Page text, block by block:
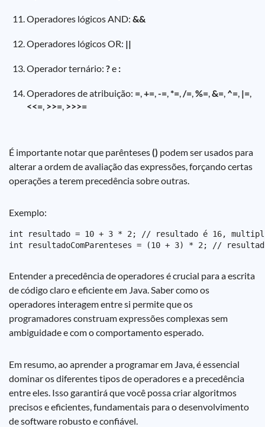
Operadores lógicos AND: &&
Operadores lógicos OR: ||
Operador ternário: ?e :
Operadores de atribuição: =,+=,-=,*=,/=,%=,&=, ^=, |=,
<<=, >>=, >>>=
É importante notar que parênteses() podem ser usados para
alterar a ordem de avaliação das expressões, forçando certas
operações a terem precedência sobre outras.
Exemplo:
int resultado = 10 + 3 * 2; // resultado é 16,
Entender a precedência de operadores é crucial para a escrita
de código claro e eficiente em Java. Saber como os
operadores interagem entre si permite que os
programadores construam expressões complexas sem
ambiguidade e com o comportamento esperado.
Em resumo, ao aprender a programar em Java, é essencial
dominar os diferentes tipos de operadores e a precedência
entre eles. Isso garantirá que você possa criar algoritmos
precisos e eficientes, fundamentais para o desenvolvimento
de software robusto e confiável.